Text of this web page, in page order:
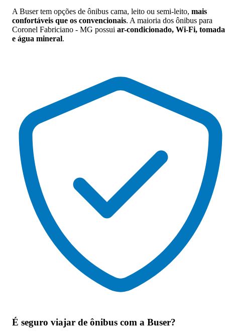
A Buser tem opções de ônibus cama, leito ou semi-leito, mais
confortáveis que os convencionais. A maioria dos ônibus para
Coronel Fabriciano - MG possui ar-condicionado, Wi-Fi,
e água mineral.
É seguro viajar de ônibus com a Buser?